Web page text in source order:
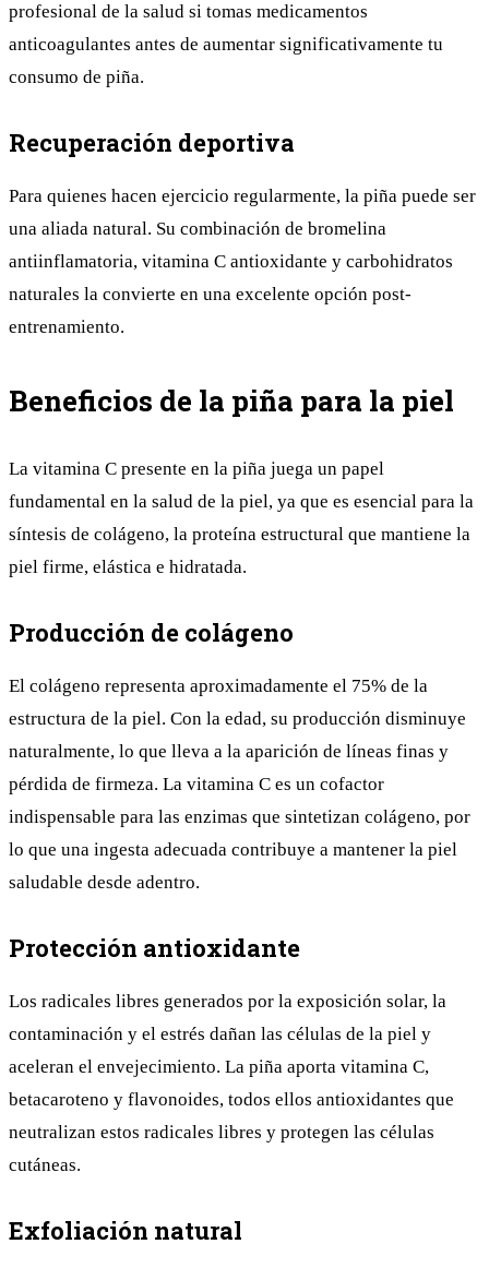
profesional de la salud si tomas medicamentos
anticoagulantes antes de aumentar significativamente tu
consumo de piña.
Recuperación deportiva
Para quienes hacen ejercicio regularmente, la piña puede ser
una aliada natural. Su combinación de bromelina
antiinflamatoria, vitamina C antioxidante y carbohidratos
naturales la convierte en una excelente opción post-
entrenamiento.
Beneficios de la piña para la piel
La vitamina C presente en la piña juega un papel
fundamental en la salud de la piel, ya que es esencial para la
síntesis de colágeno, la proteína estructural que mantiene la
piel firme, elástica e hidratada.
Producción de colágeno
El colágeno representa aproximadamente el 75% de la
estructura de la piel. Con la edad, su producción disminuye
naturalmente, lo que lleva a la aparición de líneas finas y
pérdida de firmeza. La vitamina C es un cofactor
indispensable para las enzimas que sintetizan colágeno, por
lo que una ingesta adecuada contribuye a mantener la piel
saludable desde adentro.
Protección antioxidante
Los radicales libres generados por la exposición solar, la
contaminación y el estrés dañan las células de la piel y
aceleran el envejecimiento. La piña aporta vitamina C,
betacaroteno y flavonoides, todos ellos antioxidantes que
neutralizan estos radicales libres y protegen las células
cutáneas.
Exfoliación natural